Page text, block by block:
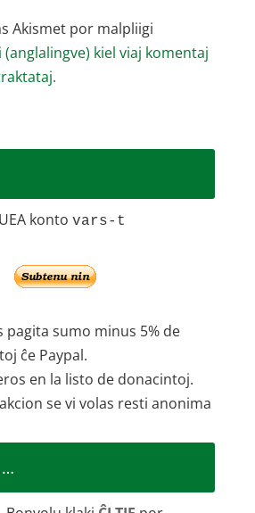
Akismet por malpliigi
(anglalingve) kiel viaj komentaj
konto vars-t
pagita sumo minus 5% de
ĉe Paypal.
en la listo de donacintoj.
se vi volas resti anonima
…